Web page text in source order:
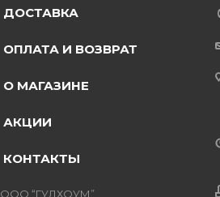
ДОСТАВКА
ОПЛАТА И ВОЗВРАТ
О МАГАЗИНЕ
АКЦИИ
КОНТАКТЫ
ООО “ГУДХОУМ”